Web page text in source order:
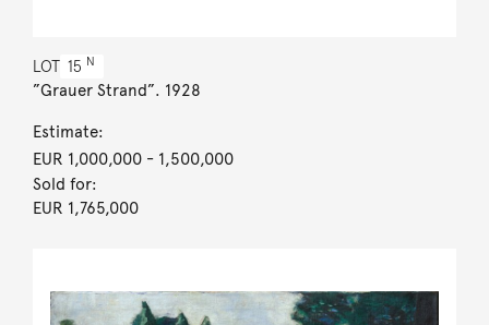
LOT 15 N
”Grauer Strand”. 1928
Estimate:
EUR 1,000,000- 1,500,000
Sold for:
EUR 1,765,000